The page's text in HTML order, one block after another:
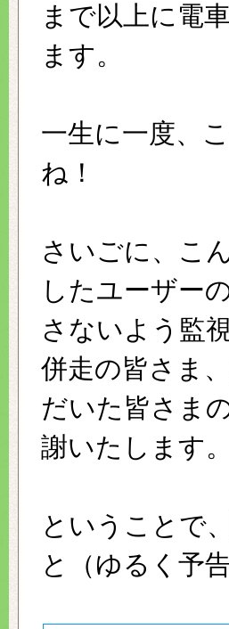
まで以上に電
ます。
一生に一度、
ね！
さいごに、こ
したユーザー
さないよう監
併走の皆さま
だいた皆さま
謝いたします。
ということで
と（ゆるく予